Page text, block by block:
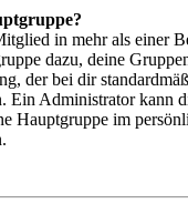
in mehr als einer
dazu, deine
der bei dir
Ein Administrator kann
Hauptgruppe im